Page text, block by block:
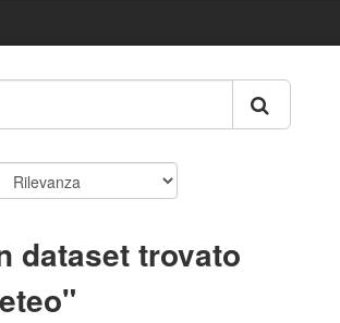
dataset trovato